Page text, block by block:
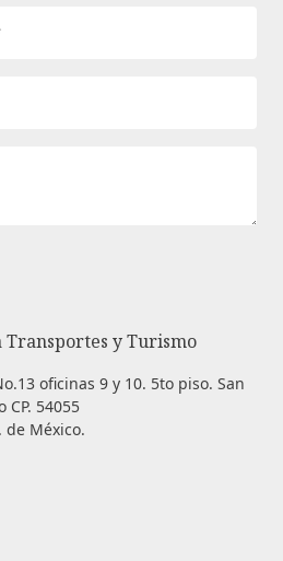
Transportes y Turismo
oficinas 9 y 10. 5to piso. San
CP. 54055
de México.